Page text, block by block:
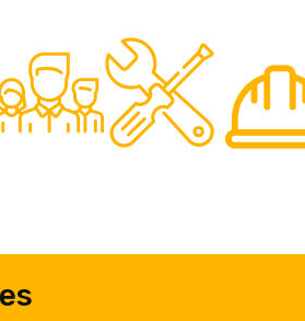
48
0
50
Experts